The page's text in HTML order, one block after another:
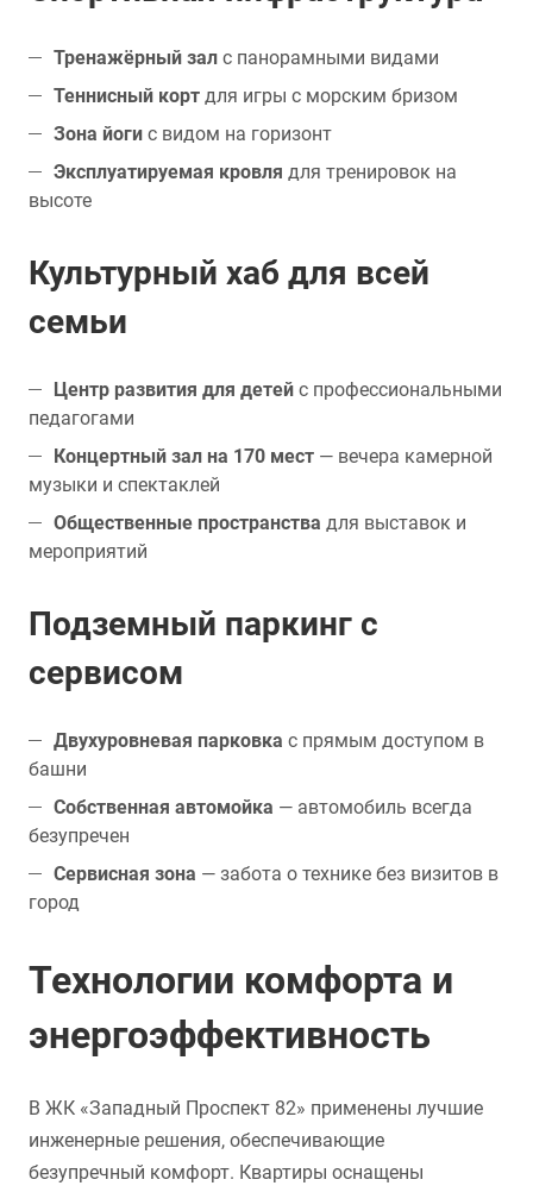
Тренажёрный зал с панорамными видами
Теннисный корт для игры с морским бризом
Зона йоги с видом на горизонт
Эксплуатируемая кровля для тренировок на
высоте
Культурный хаб для всей
семьи
Центр развития для детей с профессиональными
педагогами
Концертный зал на 170 мест — вечера камерной
музыки и спектаклей
Общественные пространства для выставок и
мероприятий
Подземный паркинг с
сервисом
Двухуровневая парковка с прямым доступом в
башни
Собственная автомойка — автомобиль всегда
безупречен
Сервисная зона — забота о технике без визитов в
город
Технологии комфорта и
энергоэффективность
В ЖК «Западный Проспект 82» применены лучшие
инженерные решения, обеспечивающие
безупречный комфорт. Квартиры оснащены